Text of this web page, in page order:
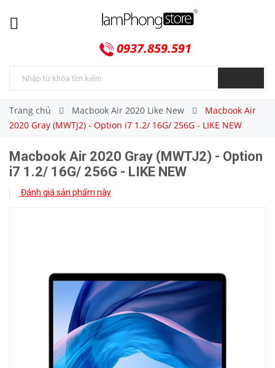
0937.859.591
Trang chủ Macbook Air 2020 Like New
Macbook Air
2020 Gray (MWTJ2) - Option i7 1.2/ 16G/ 256G - LIKE NEW
Macbook Air 2020 Gray (MWTJ2) - Option
i7 1.2/ 16G/ 256G - LIKE NEW
Đánh giá sản phẩm này